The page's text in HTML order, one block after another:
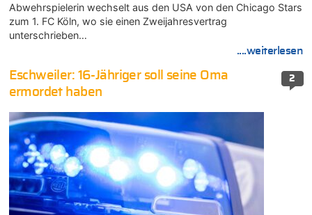
Abwehrspielerin wechselt aus den USA von den Chicago Stars
zum 1. FC Köln, wo sie einen Zweijahresvertrag
unterschrieben…
....weiterlesen
2
Eschweiler: 16-Jähriger soll seine Oma
ermordet haben